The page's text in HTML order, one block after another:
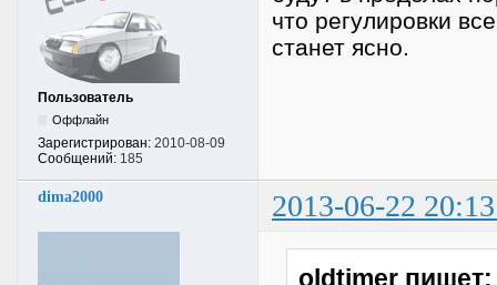
Пользователь
Оффлайн
Зарегистрирован: 2010-08-09
Сообщений: 185
что регулировки
станет ясно.
dima2000 2013-06-22
oldtimer пишет: